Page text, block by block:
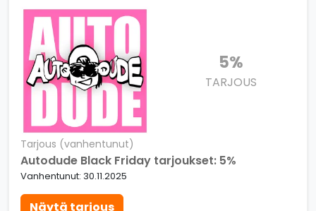
5%
TARJOUS
Tarjous (vanhentunut)
Autodude Black Friday tarjoukset: 5%
Vanhentunut: 30.11.2025
Näytä tarjous